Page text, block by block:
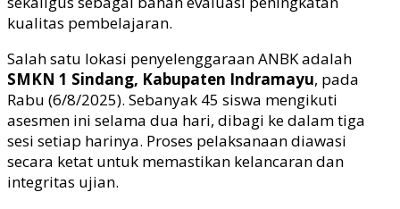
kualitas pembelajaran.
Salah satu lokasi penyelenggaraan ANBK adalah
SMKN 1 Sindang, Kabupaten Indramayu, pada
Rabu (6/8/2025). Sebanyak 45 siswa mengikuti
asesmen ini selama dua hari, dibagi ke dalam tiga
sesi setiap harinya. Proses pelaksanaan diawasi
secara ketat untuk memastikan kelancaran dan
integritas ujian.